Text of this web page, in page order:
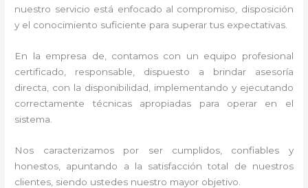
nuestro servicio está enfocado al compromiso, disposición
y el conocimiento suficiente para superar tus expectativas.
En la empresa de , contamos con un equipo profesional
certificado, responsable, dispuesto a brindar asesoría
directa, con la disponibilidad, implementando y ejecutando
correctamente técnicas apropiadas para operar en el
sistema.
Nos caracterizamos por ser cumplidos, confiables y
honestos, apuntando a la satisfacción total de nuestros
clientes, siendo ustedes nuestro mayor objetivo.